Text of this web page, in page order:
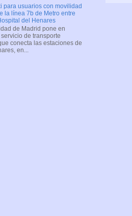
para usuarios con movilidad
la línea 7b de Metro entre
del Henares
de Madrid pone en
de transporte
conecta las estaciones de
en...